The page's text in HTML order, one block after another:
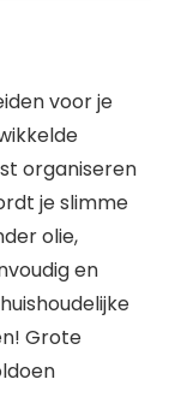
voor je
organiseren
je slimme
olie,
en
Grote